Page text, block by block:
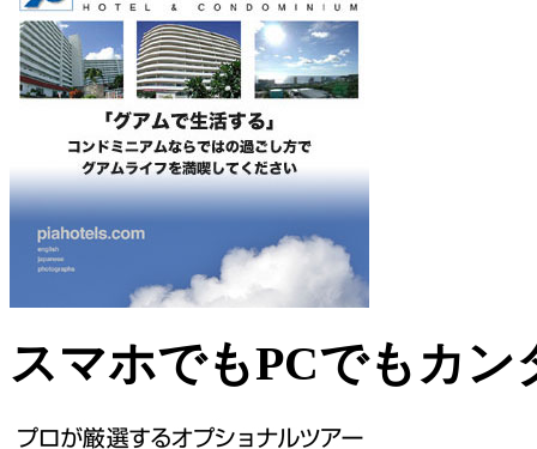
スマホでもPCでもカ